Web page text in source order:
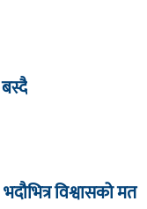
विश्वासको मत